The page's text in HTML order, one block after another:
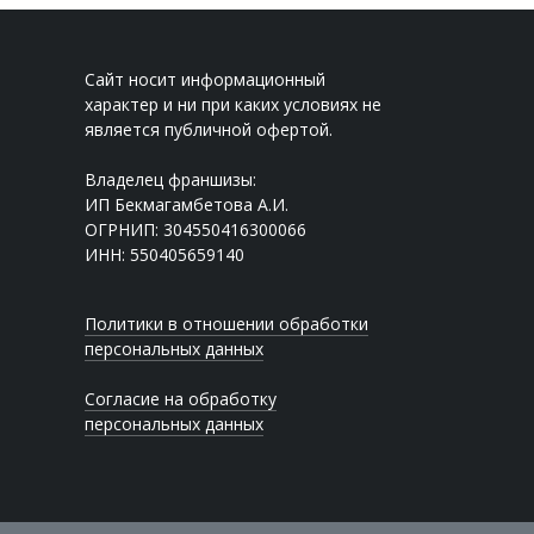
Сайт носит информационный
характер и ни при каких условиях не
является публичной офертой.
Владелец франшизы:
ИП Бекмагамбетова А.И.
ОГРНИП: 304550416300066
ИНН: 550405659140
Политики в отношении обработки
персональных данных
Согласие на обработку
персональных данных